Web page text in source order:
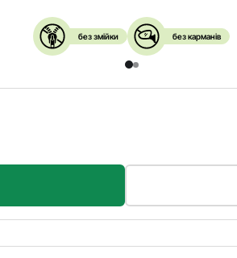
без змійки без карманів